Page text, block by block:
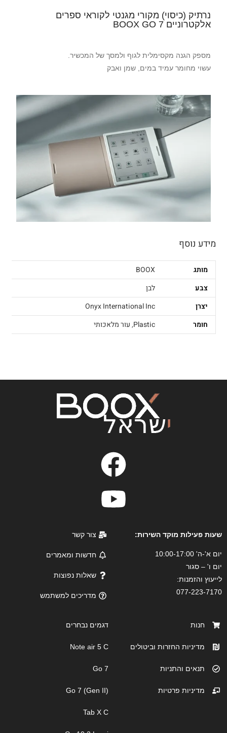
נרתיק (כיסוי) מקורי מגנטי לקוראי ספרים
אלקטרוניים BOOX GO 7
מספק הגנה מקסימלית לגוף ולמסך של המכשיר.
עשוי מחומר עמיד במים, שמן ואבק
מידע נוסף
מותג
BOOX
צבע
לבן
יצרן
Onyx International Inc
חומר
Plastic
,עור מלאכותי
שעות פעילות מוקד השירות:
יום א'-ה' 10:00-17:00
יום ו' – סגור
לייעוץ והזמנות:
077-223-7170
צור קשר
חדשות ומאמרים
שאלות נפוצות
מדריכים למשתמש
חנות
מדיניות החזרות וביטולים
תנאים והתניות
מדיניות פרטיות
דגמים נבחרים
Note air 5 C
Go 7
Go 7 (Gen II)
Tab X C